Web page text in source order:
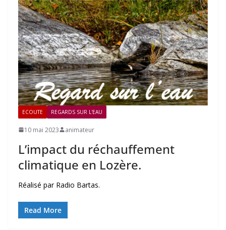
ECOUTE REGARDS SUR L'EAU
10 mai 2023 animateur
L’impact du réchauffement
climatique en Lozère.
Réalisé par Radio Bartas.
Read More